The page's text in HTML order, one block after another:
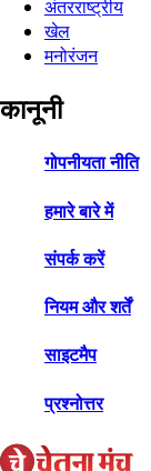
अंतरराष्ट्रीय
खेल
मनोरंजन
कानूनी
गोपनीयता नीति
हमारे बारे में
संपर्क करें
नियम और शर्तें
साइटमैप
प्रश्नोत्तर